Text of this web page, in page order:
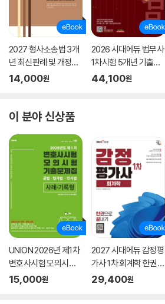
2027 형사소송법 3개
년 최신판례 및 개정법
령(4판)
14,000원
2026 시대에듀 법무사
1차시험 5개년 기출문
제해설
44,100원
이 분야 신상품
UNION 2026년 제1차
변호사시험 모의시험
사례·기록형
15,000원
2027 시대에듀 감정평
가사 1차 회계학 한권으
로 끝내기
29,400원